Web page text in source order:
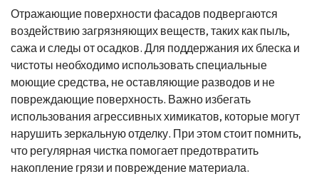
Отражающие поверхности фасадов подвергаются
воздействию загрязняющих веществ, таких как пыль,
сажа и следы от осадков. Для поддержания их блеска и
чистоты необходимо использовать специальные
моющие средства, не оставляющие разводов и не
повреждающие поверхность. Важно избегать
использования агрессивных химикатов, которые могут
нарушить зеркальную отделку. При этом стоит помнить,
что регулярная чистка помогает предотвратить
накопление грязи и повреждение материала.